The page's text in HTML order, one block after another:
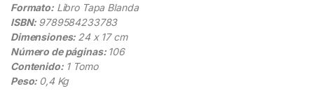
Formato:Libro Tapa Blanda
ISBN: 9789584233783
Dimensiones: 24 x 17 cm
Número de páginas: 106
Contenido:1 Tomo
Peso: 0,4 Kg